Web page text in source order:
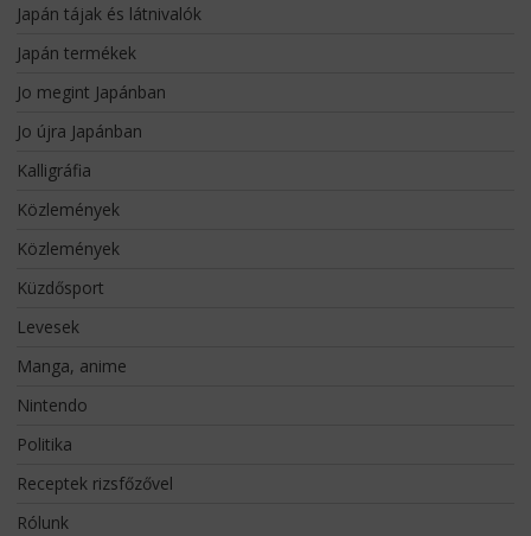
Japán tájak és látnivalók
Japán termékek
Jo megint Japánban
Jo újra Japánban
Kalligráfia
Közlemények
Közlemények
Küzdősport
Levesek
Manga, anime
Nintendo
Politika
Receptek rizsfőzővel
Rólunk